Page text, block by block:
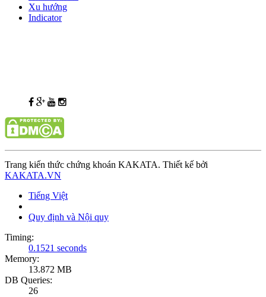
Xu hướng
Indicator
Trang kiến thức chứng khoán KAKATA. Thiết kế bởi
KAKATA.VN
Tiếng Việt
Quy định và Nội quy
Timing:
0.1521 seconds
Memory:
13.872 MB
DB Queries:
26